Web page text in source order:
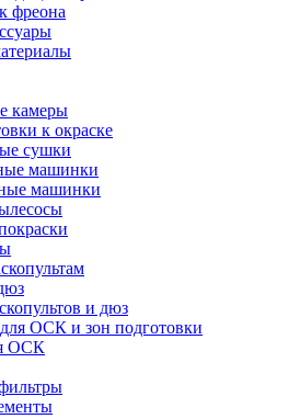
фреона
камеры
к окраске
сушки
машинки
машинки
и дюз
ОСК и зон подготовки
ОСК